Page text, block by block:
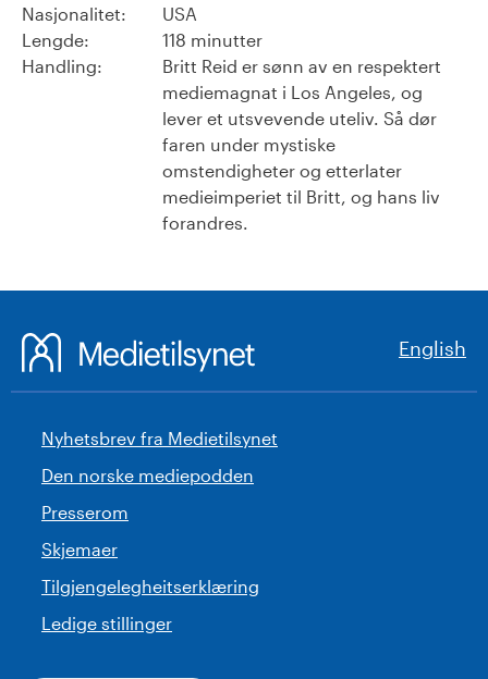
Nasjonalitet:
USA
Lengde:
118 minutter
Handling:
Britt Reid er sønn av en respektert
mediemagnat i Los Angeles, og
lever et utsvevende uteliv. Så dør
faren under mystiske
omstendigheter og etterlater
medieimperiet til Britt, og hans liv
forandres.
English
Nyhetsbrev fra Medietilsynet
Den norske mediepodden
Presserom
Skjemaer
Tilgjengelegheitserklæring
Ledige stillinger